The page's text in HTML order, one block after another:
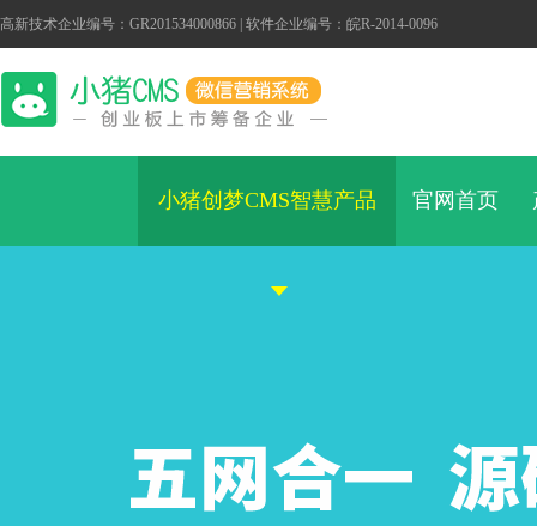
高新技术企业编号：GR201534000866 | 软件企业编号：皖R-2014-0096
小猪创梦CMS智慧产品 官网首页